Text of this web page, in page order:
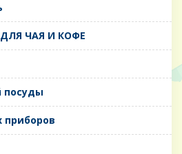
ЧАЯ И КОФЕ
посуды
приборов